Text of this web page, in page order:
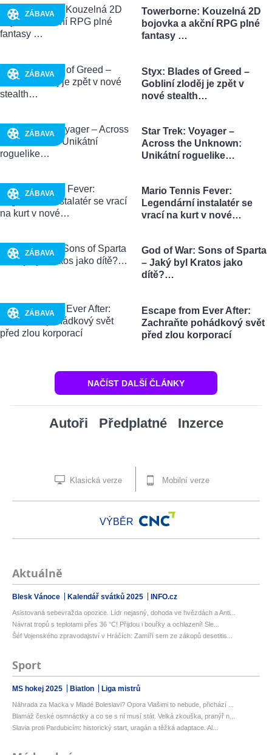
ZÁBAVA
Towerborne: Kouzelná 2D
bojovka a akční RPG plné
fantasy …
ZÁBAVA
Styx: Blades of Greed –
Gobliní zloděj je zpět v
nové stealth…
ZÁBAVA
Star Trek: Voyager –
Across the Unknown:
Unikátní roguelike…
ZÁBAVA
Mario Tennis Fever:
Legendární instalatér se
vrací na kurt v nové…
ZÁBAVA
God of War: Sons of Sparta
– Jaký byl Kratos jako
dítě?…
ZÁBAVA
Escape from Ever After:
Zachraňte pohádkový svět
před zlou korporací
NAČÍST DALŠÍ ČLÁNKY
Autoři Předplatné Inzerce
Klasická verze Mobilní verze
VÝBĚR
Aktuálně
Blesk Vánoce Kalendář svátků 2025 INFO.cz
Asistovaná sebevražda opozice. Lídr nejasný, dohoda ve hvězdách a Anti...
Návrat tropů s teplotami přes 36 °C! Přijdou i bouřky a ochlazení! Sle...
Šéf Vojenského zpravodajství v Hráčích: Zamíří sem ze zákopů desetitis...
Sport
MS hokej 2025 Biatlon Liga mistrů
Náhrada za Macka v Mladé Boleslavi? Opora Vlašimi to nebude, přichází ...
Blamáž české osmnáctky a co se s ní musí stát. Velká zkouška, pranýř n...
Slavia proti Pardubicím: historický start, uragán a těžká adaptace. Al...